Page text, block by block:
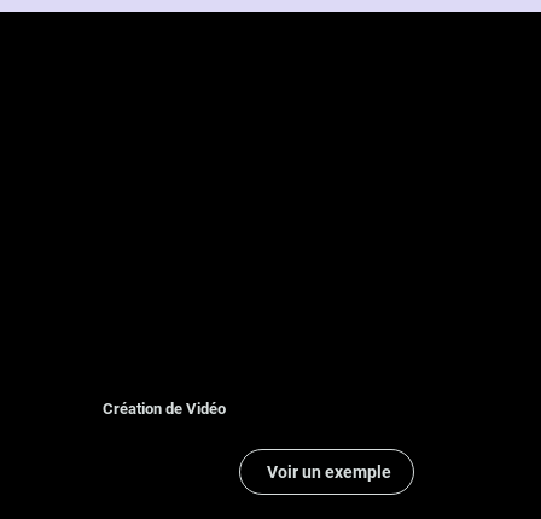
Création de Vidéo
Voir un exemple